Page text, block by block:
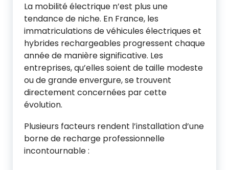
La mobilité électrique n’est plus une
tendance de niche. En France, les
immatriculations de véhicules électriques et
hybrides rechargeables progressent chaque
année de manière significative. Les
entreprises, qu’elles soient de taille modeste
ou de grande envergure, se trouvent
directement concernées par cette
évolution.
Plusieurs facteurs rendent l’installation d’une
borne de recharge professionnelle
incontournable :